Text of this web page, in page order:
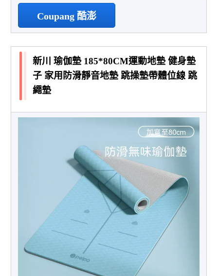
Coupang 酷澎
新川 瑜伽墊 185*80CM運動地墊 健身墊
子 家用防滑靜音地墊 跳操墊帶體位線 跳
繩墊